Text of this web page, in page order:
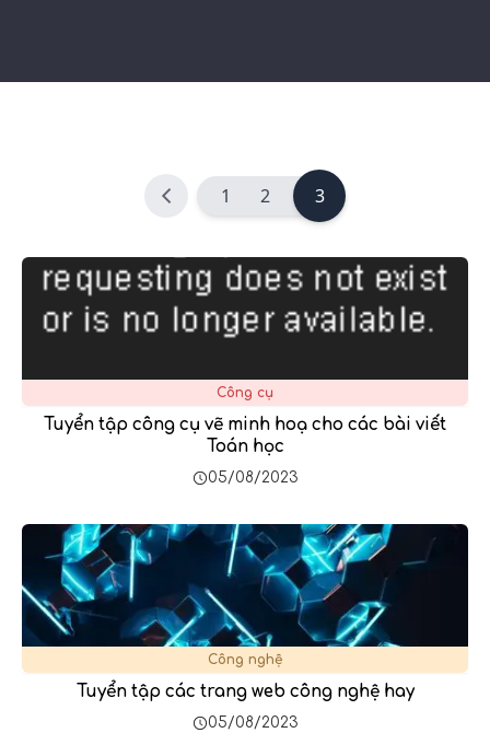
1 2 3
Công cụ
Tuyển tập công cụ vẽ minh hoạ cho các bài viết
Toán học
05/08/2023
Công nghệ
Tuyển tập các trang web công nghệ hay
05/08/2023